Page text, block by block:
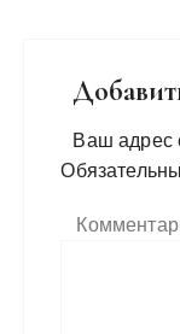
Ваш адрес